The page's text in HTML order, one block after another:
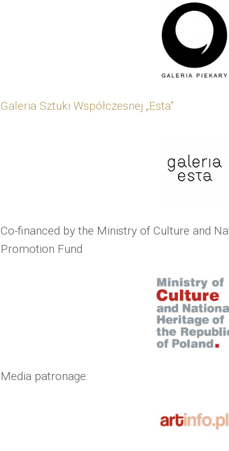
Galeria Sztuki Współczesnej „Esta”
Co-financed by the Ministry of Culture and
Promotion Fund
Media patronage: